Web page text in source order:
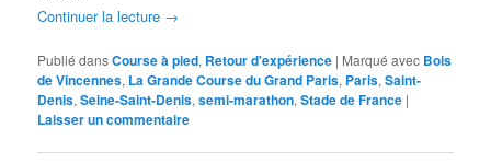
Continuer la lecture →
Publié dansCourse à pied, Retour d'expérience | Marqué avec Bois
de Vincennes, La Grande Course du Grand Paris, Paris,Saint-
Denis,Seine-Saint-Denis,semi-marathon,Stade de France |
Laisser un commentaire